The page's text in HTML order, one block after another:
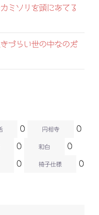
ミソリを頭にあてる
づらい世の中なのだ
0 円相寺 0
0 和白 0
0 椅子仕様 0